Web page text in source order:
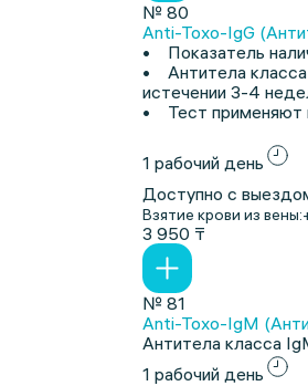
№ 80
Anti-Toxo-IgG
• Показатель
• Антитела класса
истечении 3-4
• Тест применяют
1 рабочий день
Доступно с
Взятие крови из вены:
3 950 ₸
№ 81
Anti-Toxo-IgM
Антитела класса
1 рабочий день